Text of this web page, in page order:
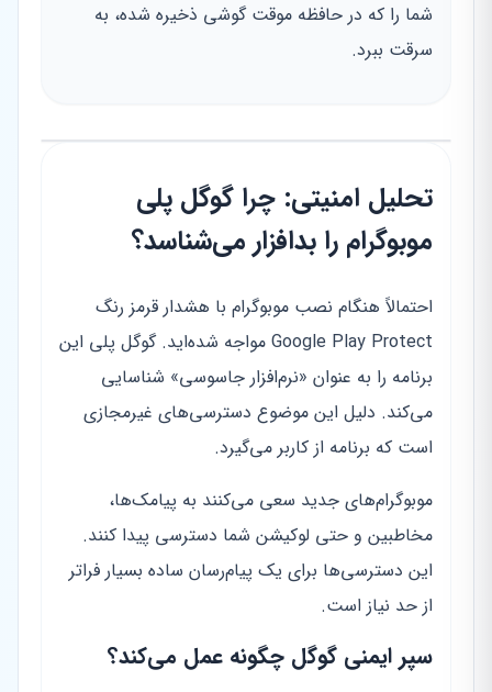
شما را که در حافظه موقت گوشی ذخیره شده، به
سرقت ببرد.
تحلیل امنیتی: چرا گوگل پلی
موبوگرام را بدافزار می‌شناسد؟
احتمالاً هنگام نصب موبوگرام با هشدار قرمز رنگ
Google Play Protect مواجه شده‌اید. گوگل پلی این
برنامه را به عنوان «نرم‌افزار جاسوسی» شناسایی
می‌کند. دلیل این موضوع دسترسی‌های غیرمجازی
است که برنامه از کاربر می‌گیرد.
موبوگرام‌های جدید سعی می‌کنند به پیامک‌ها،
مخاطبین و حتی لوکیشن شما دسترسی پیدا کنند.
این دسترسی‌ها برای یک پیام‌رسان ساده بسیار فراتر
از حد نیاز است.
سپر ایمنی گوگل چگونه عمل می‌کند؟